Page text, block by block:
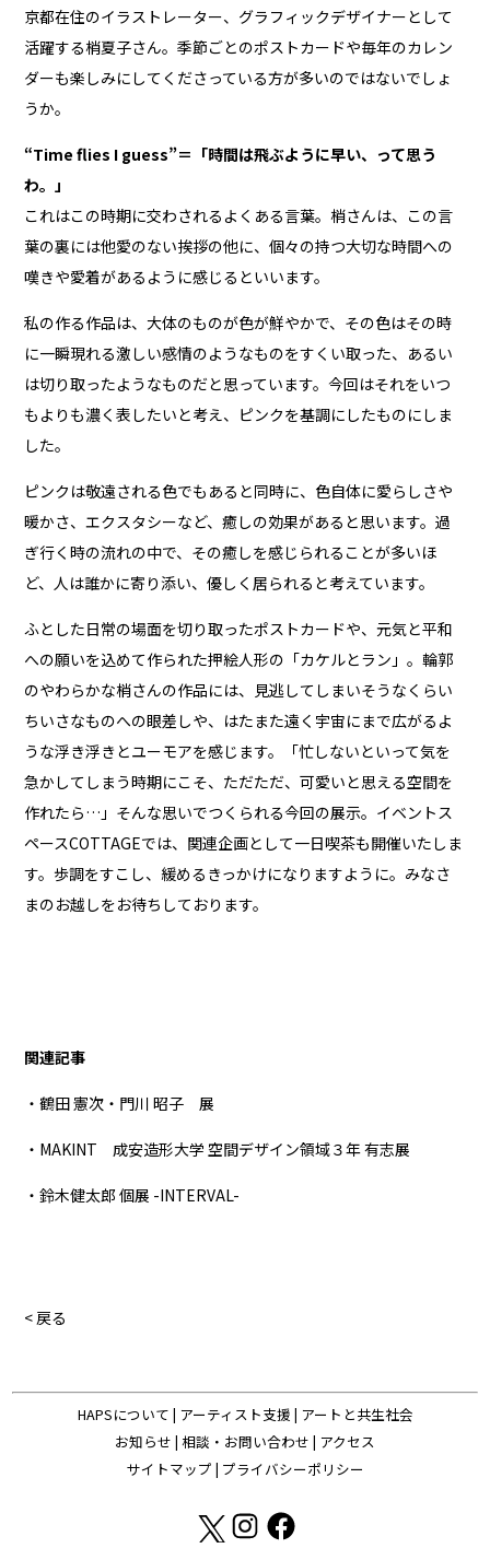
京都在住のイラストレーター、グラフィックデザイナーとして
活躍する梢夏子さん。季節ごとのポストカードや毎年のカレン
ダーも楽しみにしてくださっている方が多いのではないでしょ
うか。
“Time flies I guess”＝「時間は飛ぶように早い、って思う
わ。」
これはこの時期に交わされるよくある言葉。梢さんは、この言
葉の裏には他愛のない挨拶の他に、個々の持つ大切な時間への
嘆きや愛着があるように感じるといいます。
私の作る作品は、大体のものが色が鮮やかで、その色はその時
に一瞬現れる激しい感情のようなものをすくい取った、あるい
は切り取ったようなものだと思っています。今回はそれをいつ
もよりも濃く表したいと考え、ピンクを基調にしたものにしま
した。
ピンクは敬遠される色でもあると同時に、色自体に愛らしさや
暖かさ、エクスタシーなど、癒しの効果があると思います。過
ぎ行く時の流れの中で、その癒しを感じられることが多いほ
ど、人は誰かに寄り添い、優しく居られると考えています。
ふとした日常の場面を切り取ったポストカードや、元気と平和
への願いを込めて作られた押絵人形の「カケルとラン」。輪郭
のやわらかな梢さんの作品には、見逃してしまいそうなくらい
ちいさなものへの眼差しや、はたまた遠く宇宙にまで広がるよ
うな浮き浮きとユーモアを感じます。「忙しないといって気を
急かしてしまう時期にこそ、ただただ、可愛いと思える空間を
作れたら…」そんな思いでつくられる今回の展示。イベントス
ペースCOTTAGEでは、関連企画として一日喫茶も開催いたしま
す。歩調をすこし、緩めるきっかけになりますように。みなさ
まのお越しをお待ちしております。
関連記事
・鶴田 憲次・門川 昭子 展
・MAKINT 成安造形大学 空間デザイン領域３年 有志展
・鈴木健太郎 個展 -INTERVAL-
< 戻る
HAPSについて | アーティスト支援 | アートと共生社会
お知らせ | 相談・お問い合わせ | アクセス
サイトマップ | プライバシーポリシー